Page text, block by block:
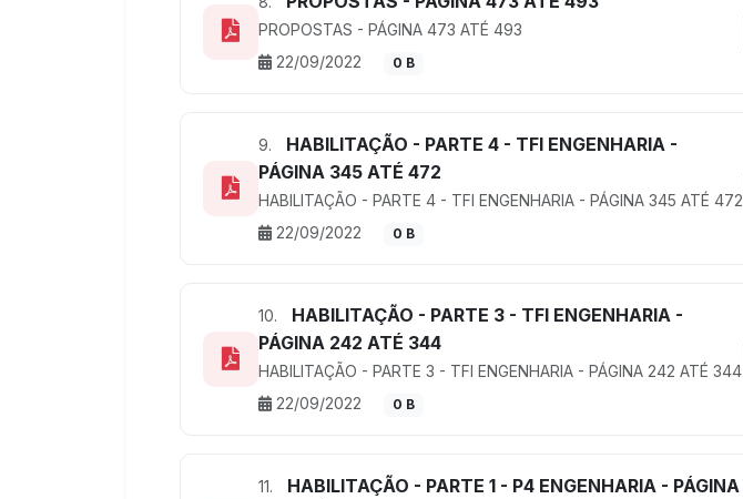
PROPOSTAS - PÁGINA 473 ATÉ 493
22/09/2022
0 B
9.
HABILITAÇÃO - PARTE 4 - TFI ENGENHARIA -
PÁGINA 345 ATÉ 472
HABILITAÇÃO - PARTE 4 - TFI ENGENHARIA - PÁGINA 345 ATÉ 472
22/09/2022
0 B
10.
HABILITAÇÃO - PARTE 3 - TFI ENGENHARIA -
PÁGINA 242 ATÉ 344
HABILITAÇÃO - PARTE 3 - TFI ENGENHARIA - PÁGINA 242 ATÉ 344
22/09/2022
0 B
11.
HABILITAÇÃO - PARTE 1 - P4 ENGENHARIA - PÁGINA